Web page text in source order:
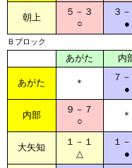
朝上
５－３
○
３
●
Ｂブロック
あがた 内
あがた ＊
７
●
内部
９－７
○
＊
大矢知
１－１
△
１
●